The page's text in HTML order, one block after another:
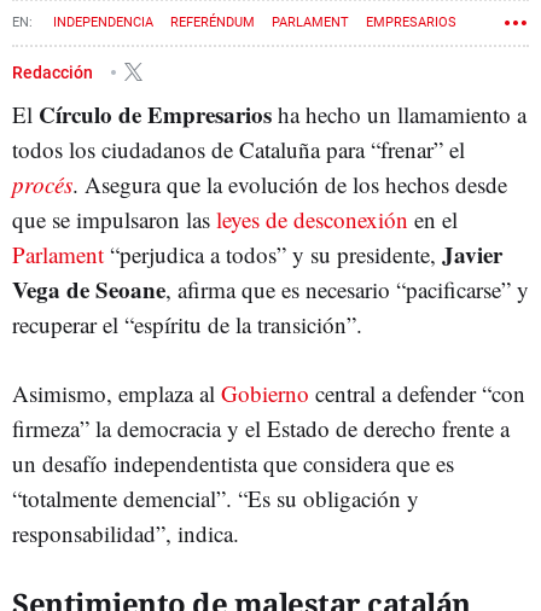
INDEPENDENCIA REFERÉNDUM PARLAMENT EMPRESARIOS
PROCÉS LEY DEL REFERÉNDUM
Redacción
El Círculo de Empresarios ha hecho un llamamiento a
todos los ciudadanos de Cataluña para “frenar” el
procés. Asegura que la evolución de los hechos desde
que se impulsaron las leyes de desconexión en el
Parlament “perjudica a todos” y su presidente, Javier
Vega de Seoane, afirma que es necesario “pacificarse” y
recuperar el “espíritu de la transición”.
Asimismo, emplaza al Gobierno central a defender “con
firmeza” la democracia y el Estado de derecho frente a
un desafío independentista que considera que es
“totalmente demencial”. “Es su obligación y
responsabilidad”, indica.